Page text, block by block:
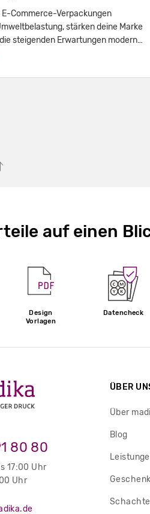
Commerce-Verpackungen
stärken deine Marke
steigenden Erwartungen moderner
auf einen
Design
Vorlagen
Datencheck
80 80
17:00 Uhr
Uhr
ÜBER
Über
Blog